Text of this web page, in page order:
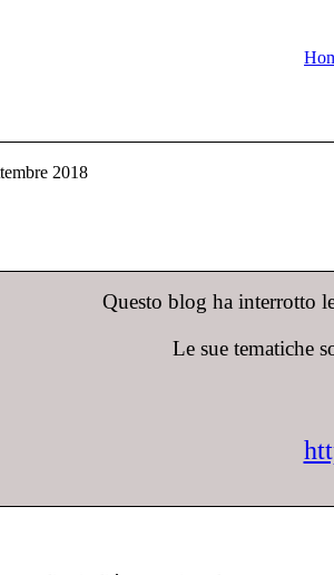
2018
Questo blog ha interrotto
Le sue tematiche